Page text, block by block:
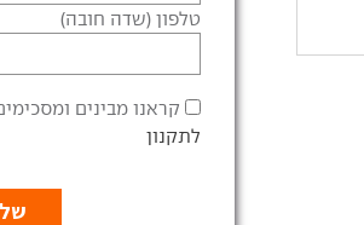
טלפון (שדה חובה)
קראנו מבינים
לתקנון